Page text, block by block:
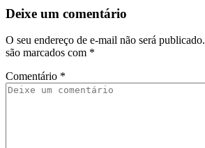
Deixe um comentário
O seu endereço de e-mail não será publicado.
são marcados com *
Comentário *